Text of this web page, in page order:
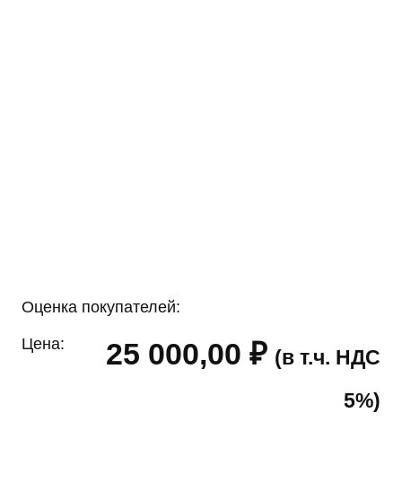
Оценка покупателей:
Цена: 25 000,00 ₽ (в т.ч. НДС
5%)